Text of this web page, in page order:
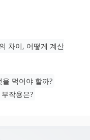
차이, 어떻게 계산
먹어야 할까?
작용은?